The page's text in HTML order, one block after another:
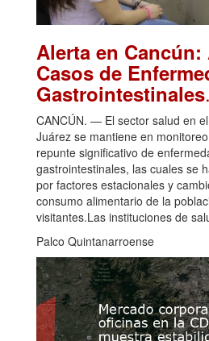
Alerta en Cancún:
Casos de
Gastrointestinales
CANCÚN. — El sector salud en
Juárez se mantiene en
repunte significativo de
gastrointestinales, las cuales se
por factores estacionales y
consumo alimentario de la
visitantes.Las instituciones de
Palco Quintanarroense